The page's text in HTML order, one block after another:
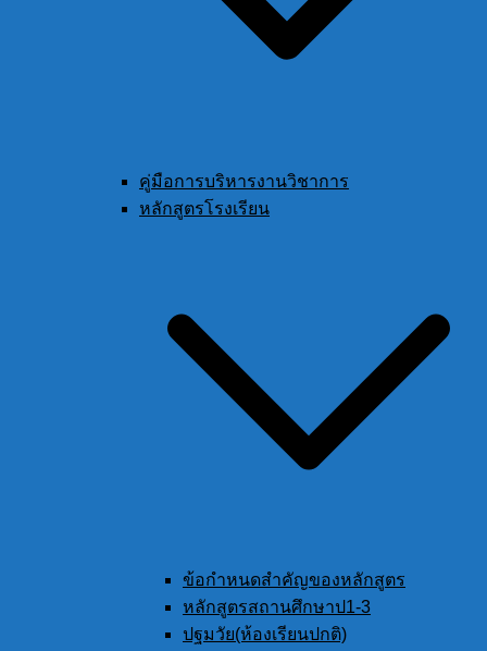
คู่มือการบริหารงานวิชาการ
หลักสูตรโรงเรียน
ข้อกำหนดสำคัญของหลักสูตร
หลักสูตรสถานศึกษาป1-3
ปฐมวัย(ห้องเรียนปกติ)